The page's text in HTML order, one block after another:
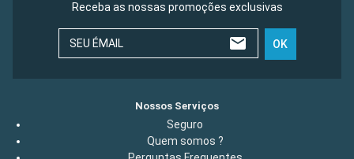
Receba as nossas promoções exclusivas
SEU ÉMAIL OK
Nossos Serviços
Seguro
Quem somos ?